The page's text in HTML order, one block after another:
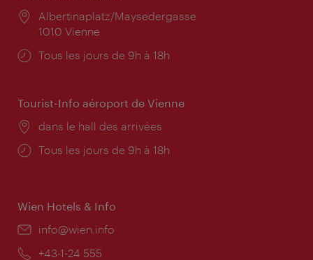
Lieu:
Albertinaplatz/Maysedergasse
1010 Vienne
Horaires
Tous les jours de 9h à 18h
Tourist-Info aéroport de Vienne
Lieu:
dans le hall des arrivées
Horaires
Tous les jours de 9h à 18h
Wien Hotels & Info
E-
info@wien.info
Téléphone:
+43-1-24 555